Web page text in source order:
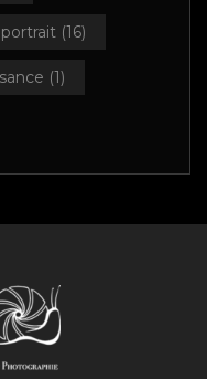
portrait (16)
(1)